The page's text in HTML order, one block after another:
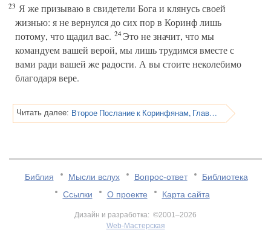
23 Я же призываю в свидетели Бога и клянусь своей
жизнью: я не вернулся до сих пор в Коринф лишь
потому, что щадил вас. 24Это не значит, что мы
командуем вашей верой, мы лишь трудимся вместе с
вами ради вашей же радости. А вы стоите неколебимо
благодаря вере.
Читать далее: Второе Послание к Коринфянам, Глава 2
Библия Мысли вслух Вопрос-ответ
Библиотека
Ссылки
О проекте Карта сайта
Дизайн и разработка: ©2001–2026
Web-Мастерская